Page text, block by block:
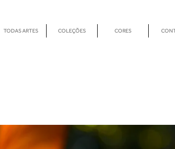
TODAS ARTES COLEÇÕES CORES